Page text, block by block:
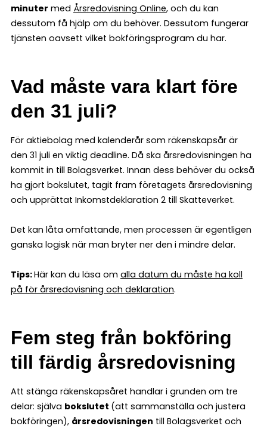
minuter med Årsredovisning Online, och du kan
dessutom få hjälp om du behöver. Dessutom fungerar
tjänsten oavsett vilket bokföringsprogram du har.
Vad måste vara klart före
den 31 juli?
För aktiebolag med kalenderår som räkenskapsår är
den 31 juli en viktig deadline. Då ska årsredovisningen ha
kommit in till Bolagsverket. Innan dess behöver du också
ha gjort bokslutet, tagit fram företagets årsredovisning
och upprättat Inkomstdeklaration 2 till Skatteverket.
Det kan låta omfattande, men processen är egentligen
ganska logisk när man bryter ner den i mindre delar.
Tips:Här kan du läsa om alla datum du måste ha koll
på för årsredovisning och deklaration.
Fem steg från bokföring
till färdig årsredovisning
Att stänga räkenskapsåret handlar i grunden om tre
delar: själva bokslutet (att sammanställa och justera
bokföringen), årsredovisningen till Bolagsverket och